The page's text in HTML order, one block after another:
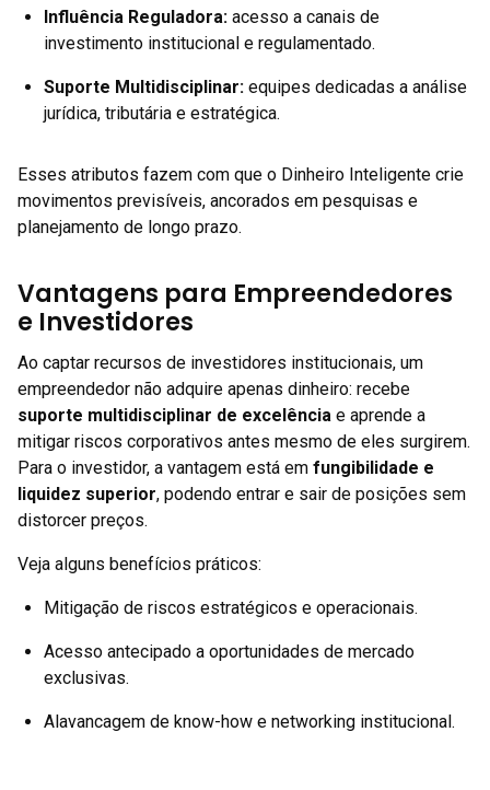
Influência Reguladora: acesso a canais de
investimento institucional e regulamentado.
Suporte Multidisciplinar: equipes dedicadas a análise
jurídica, tributária e estratégica.
Esses atributos fazem com que o Dinheiro Inteligente crie
movimentos previsíveis, ancorados em pesquisas e
planejamento de longo prazo.
Vantagens para Empreendedores
e Investidores
Ao captar recursos de investidores institucionais, um
empreendedor não adquire apenas dinheiro: recebe
suporte multidisciplinar de excelência e aprende a
mitigar riscos corporativos antes mesmo de eles surgirem.
Para o investidor, a vantagem está em fungibilidade e
liquidez superior, podendo entrar e sair de posições sem
distorcer preços.
Veja alguns benefícios práticos:
Mitigação de riscos estratégicos e operacionais.
Acesso antecipado a oportunidades de mercado
exclusivas.
Alavancagem de know-how e networking institucional.